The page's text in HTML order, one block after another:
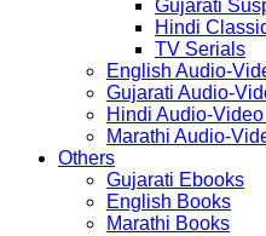
Gujarati
Hindi
TV Serials
English Audio-
Gujarati Audio-
Hindi Audio-
Marathi Audio-
Others
Gujarati Ebooks
English Books
Marathi Books